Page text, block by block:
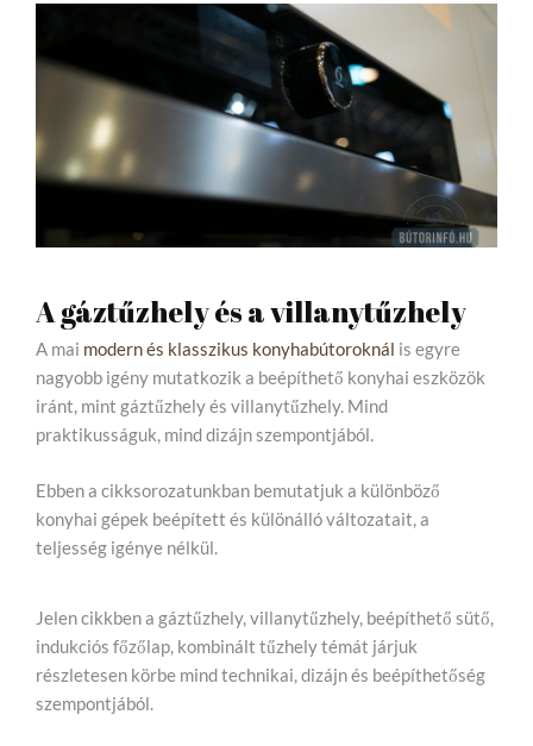
A gáztűzhely és a villanytűzhely
A mai modern és klasszikus konyhabútoroknál is egyre
nagyobb igény mutatkozik a beépíthető konyhai eszközök
iránt, mint gáztűzhely és villanytűzhely. Mind
praktikusságuk, mind dizájn szempontjából.
Ebben a cikksorozatunkban bemutatjuk a különböző
konyhai gépek beépített és különálló változatait, a
teljesség igénye nélkül.
Jelen cikkben a gáztűzhely, villanytűzhely, beépíthető sütő,
indukciós főzőlap, kombinált tűzhely témát járjuk
részletesen körbe mind technikai, dizájn és beépíthetőség
szempontjából.